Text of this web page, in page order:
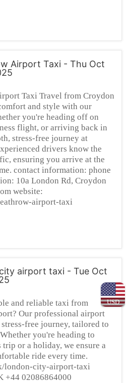
USD
Airport Taxi - Thu Oct
Taxi Travel from Croydon
and style with our
you're heading off on
flight, or arriving back in
stress-free journey at
drivers know the
ensuring you arrive at the
contact information: phone
10a London Rd, Croydon
website:
airport-taxi
airport taxi - Tue Oct
and reliable taxi from
Our professional airport
free journey, tailored to
you're heading to
or a holiday, we ensure a
ride every time.
london-city-airport-taxi
+44 02086864000